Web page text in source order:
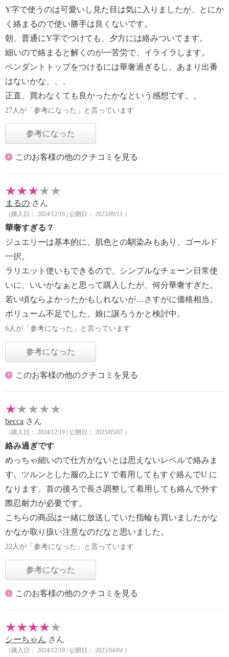
Y字で使うのは可愛いし見た目は気に入りましたが、とにか
く絡まるので使い勝手は良くないです。
朝、普通にY字でつけても、夕方には絡みついてます。
細いので絡まると解くのが一苦労で、イライラします。
ペンダントトップをつけるには華奢過ぎるし、あまり出番
はないかな、、、
正直、買わなくても良かったかなという感想です。。
27人が「参考になった」と言っています
参考になった
このお客様の他のクチコミを見る
まるの さん
（購入日： 2024/12/19 | 公開日： 2025/09/11 ）
華奢すぎる？
ジュエリーは基本的に、肌色との馴染みもあり、ゴールド
一択。
ラリエット使いもできるので、シンプルなチェーン日常使
いに、いいかなぁと思って購入したが、何分華奢すぎた。
若い頃ならよかったかもしれないが…さすがに価格相当。
ボリューム不足でした。娘に譲ろうかと検討中。
6人が「参考になった」と言っています
参考になった
このお客様の他のクチコミを見る
becca さん
（購入日： 2024/12/19 | 公開日： 2025/05/07 ）
絡み過ぎです
めっちゃ細いので仕方がないとは思えないレベルで絡みま
す。ツルンとした服の上にY で着用してもすぐ絡んでU に
なります。首の後ろで長さ調整して着用しても絡んで外す
際忍耐力が必要です。
こちらの商品は一緒に放送していた指輪も買いましたがな
かなか取り扱い注意なのだなと思いました。
22人が「参考になった」と言っています
参考になった
このお客様の他のクチコミを見る
シーちゃん さん
（購入日： 2024/12/19 | 公開日： 2025/04/04 ）